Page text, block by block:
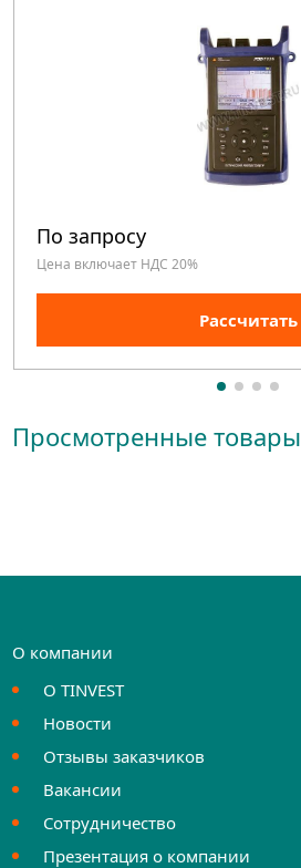
По запросу
Цена включает НДС 20%
Рассчитать
Просмотренные товары
О компании
О TINVEST
Новости
Отзывы заказчиков
Вакансии
Сотрудничество
Презентация о компании